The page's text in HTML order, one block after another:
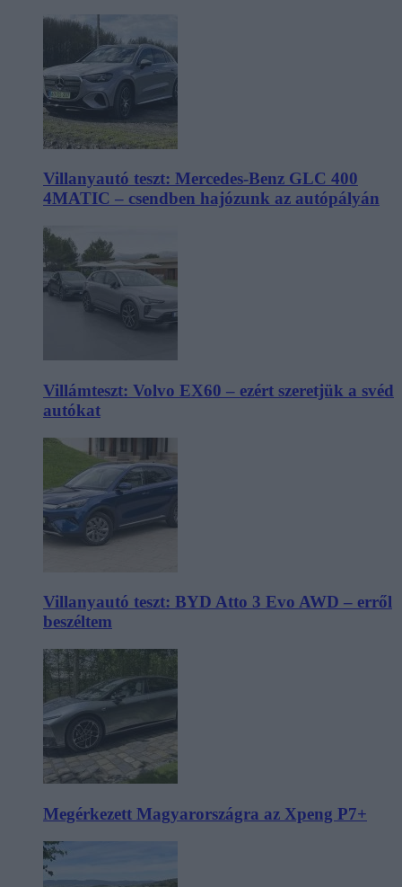
Villanyautó teszt: Mercedes-Benz GLC 400
4MATIC – csendben hajózunk az autópályán
Villámteszt: Volvo EX60 – ezért szeretjük a svéd
autókat
Villanyautó teszt: BYD Atto 3 Evo AWD – erről
beszéltem
Megérkezett Magyarországra az Xpeng P7+